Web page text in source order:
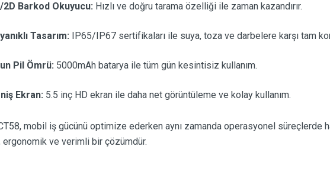
2D Barkod Okuyucu: Hızlı ve doğru tarama özelliği ile zaman kazandırır.
Tasarım: IP65/IP67 sertifikaları ile suya, toza ve darbelere karşı tam
Pil Ömrü: 5000mAh batarya ile tüm gün kesintisiz kullanım.
Ekran: 5.5 inç HD ekran ile daha net görüntüleme ve kolay kullanım.
mobil iş gücünü optimize ederken aynı zamanda operasyonel süreçlerde
ergonomik ve verimli bir çözümdür.